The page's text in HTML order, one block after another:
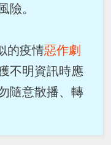
險。
的疫情惡作劇
不明資訊時應
隨意散播、轉